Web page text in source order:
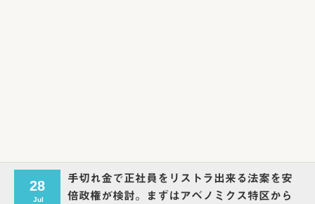
28
Jul
手切れ金で正社員をリストラ出来る法案を安
倍政権が検討。まずはアベノミクス特区から